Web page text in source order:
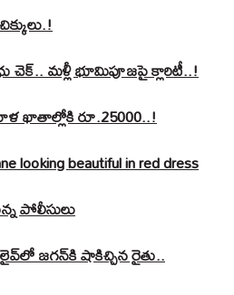
చెక్.. మళ్లీ భూమిపూజపై క్లారిటీ..!
ఖాతాల్లోకి రూ.25000..!
looking beautiful in red dress
పోలీసులు
జగన్‌కి షాకిచ్చిన రైతు..